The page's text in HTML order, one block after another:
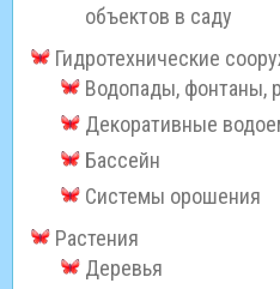
объектов в саду
Гидротехнические
Водопады, фонтаны,
Декоративные
Бассейн
Системы орошения
Растения
Деревья